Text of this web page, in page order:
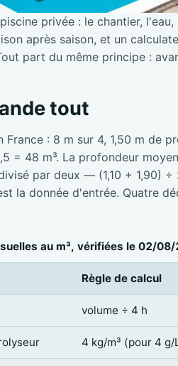
privée : le chantier,
après saison, et un
part du même principe :
tout
: 8 m sur 4, 1,50 m de
= 48 m³. La profondeur
par deux — (1,10 + 1,90) ÷
la donnée d'entrée. Quatre
au m³, vérifiées le 02/
Règle de calcul
volume ÷ 4 h
4 kg/m³ (pour 4 g/